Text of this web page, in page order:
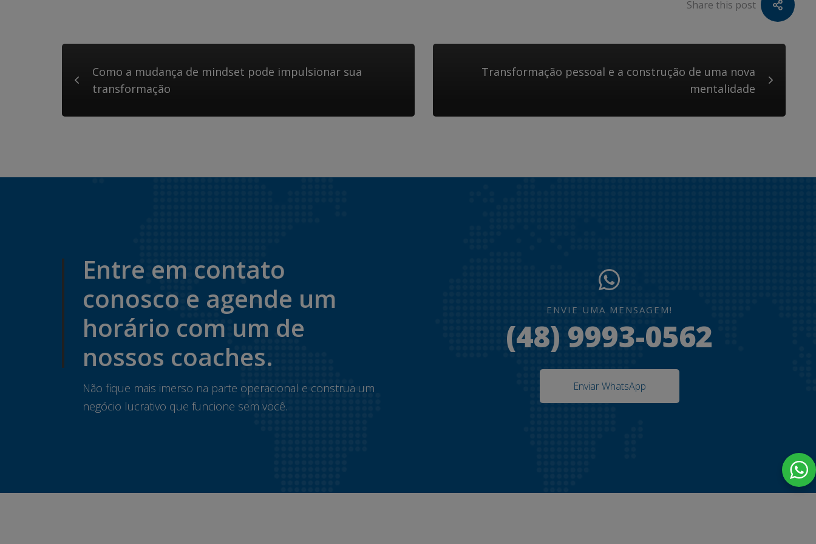
Share this post
Como a mudança de mindset pode impulsionar sua
transformação
Transformação pessoal e a construção de uma nova
mentalidade
Entre em contato
conosco e agende um
horário com um de
nossos coaches.
Não fique mais imerso na parte operacional e construa um
negócio lucrativo que funcione sem você.
ENVIE UMA MENSAGEM!
(48) 9993-0562
Enviar WhatsApp